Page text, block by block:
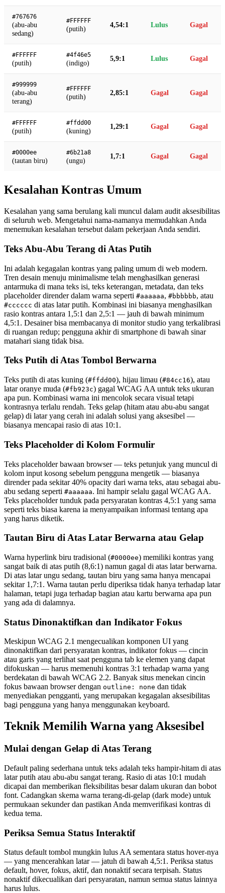
#767676
(abu-abu
sedang)
#FFFFFF
(putih) 4,54:1 Lulus Gagal
#FFFFFF
(putih)
#4f46e5
(indigo)
5,9:1 Lulus Gagal
#999999
(abu-abu
terang)
#FFFFFF
(putih) 2,85:1 Gagal Gagal
#FFFFFF
(putih)
#ffdd00
(kuning)
1,29:1 Gagal Gagal
#0000ee
(tautan biru)
#6b21a8
(ungu)
1,7:1 Gagal Gagal
Kesalahan Kontras Umum
Kesalahan yang sama berulang kali muncul dalam audit aksesibilitas
di seluruh web. Mengetahui nama-namanya memudahkan Anda
menemukan kesalahan tersebut dalam pekerjaan Anda sendiri.
Teks Abu-Abu Terang di Atas Putih
Ini adalah kegagalan kontras yang paling umum di web modern.
Tren desain menuju minimalisme telah menghasilkan generasi
antarmuka di mana teks isi, teks keterangan, metadata, dan teks
placeholder dirender dalam warna seperti #aaaaaa, #bbbbbb, atau
#cccccc di atas latar putih. Kombinasi ini biasanya menghasilkan
rasio kontras antara 1,5:1 dan 2,5:1 — jauh di bawah minimum
4,5:1. Desainer bisa membacanya di monitor studio yang terkalibrasi
di ruangan redup; pengguna akhir di smartphone di bawah sinar
matahari siang tidak bisa.
Teks Putih di Atas Tombol Berwarna
Teks putih di atas kuning (#ffdd00), hijau limau (#84cc16), atau
latar oranye muda (#fb923c) gagal WCAG AA untuk teks ukuran
apa pun. Kombinasi warna ini mencolok secara visual tetapi
kontrasnya terlalu rendah. Teks gelap (hitam atau abu-abu sangat
gelap) di latar yang cerah ini adalah solusi yang aksesibel —
biasanya mencapai rasio di atas 10:1.
Teks Placeholder di Kolom Formulir
Teks placeholder bawaan browser — teks petunjuk yang muncul di
kolom input kosong sebelum pengguna mengetik — biasanya
dirender pada sekitar 40% opacity dari warna teks, atau sebagai abu-
abu sedang seperti #aaaaaa. Ini hampir selalu gagal WCAG AA.
Teks placeholder tunduk pada persyaratan kontras 4,5:1 yang sama
seperti teks biasa karena ia menyampaikan informasi tentang apa
yang harus diketik.
Tautan Biru di Atas Latar Berwarna atau Gelap
Warna hyperlink biru tradisional (#0000ee) memiliki kontras yang
sangat baik di atas putih (8,6:1) namun gagal di atas latar berwarna.
Di atas latar ungu sedang, tautan biru yang sama hanya mencapai
sekitar 1,7:1. Warna tautan perlu diperiksa tidak hanya terhadap latar
halaman, tetapi juga terhadap bagian atau kartu berwarna apa pun
yang ada di dalamnya.
Status Dinonaktifkan dan Indikator Fokus
Meskipun WCAG 2.1 mengecualikan komponen UI yang
dinonaktifkan dari persyaratan kontras, indikator fokus — cincin
atau garis yang terlihat saat pengguna tab ke elemen yang dapat
difokuskan — harus memenuhi kontras 3:1 terhadap warna yang
berdekatan di bawah WCAG 2.2. Banyak situs menekan cincin
fokus bawaan browser dengan outline: none dan tidak
menyediakan pengganti, yang merupakan kegagalan aksesibilitas
bagi pengguna yang hanya menggunakan keyboard.
Teknik Memilih Warna yang Aksesibel
Mulai dengan Gelap di Atas Terang
Default paling sederhana untuk teks adalah teks hampir-hitam di atas
latar putih atau abu-abu sangat terang. Rasio di atas 10:1 mudah
dicapai dan memberikan fleksibilitas besar dalam ukuran dan bobot
font. Cadangkan skema warna terang-di-gelap (dark mode) untuk
permukaan sekunder dan pastikan Anda memverifikasi kontras di
kedua tema.
Periksa Semua Status Interaktif
Status default tombol mungkin lulus AA sementara status hover-nya
— yang mencerahkan latar — jatuh di bawah 4,5:1. Periksa status
default, hover, fokus, aktif, dan nonaktif secara terpisah. Status
nonaktif dikecualikan dari persyaratan, namun semua status lainnya
harus lulus.